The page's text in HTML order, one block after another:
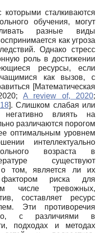
сталкиваются
обучения, могут
разные виды
как угроза
Однако стресс
роль в достижении
ресурсы, если
как вызов, с
[Математическая
;A review of, 2020;
]. Слишком слабая или
негативно влиять на
различаются порогом
оптимальным уровнем
интеллектуально
возраста в
существуют
о том, является ли их
риска для
числе тревожных,
составляет ресурс
Эти противоречия
с различиями в
подходах и методах